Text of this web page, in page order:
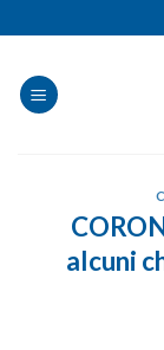
ai
contenuti
alcuni